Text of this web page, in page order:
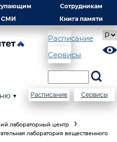
Сотрудникам
СМИ Книга памяти
Расписание
Сервисы
▼ Расписание Сервисы
лабораторный центр
лаборатория вещественного